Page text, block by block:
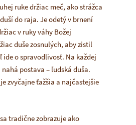
ruke držiac meč, ako strážca
do raja. Je odetý v brnení
v ruky váhy Božej
duše zosnulých, aby zistil
ide o spravodlivosť. Na každej
postava – ľudská duša.
zvyčajne ťažšia a najčastejšie
tradične zobrazuje ako